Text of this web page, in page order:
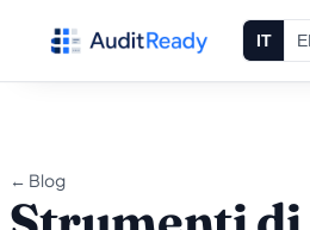
IT
← Blog